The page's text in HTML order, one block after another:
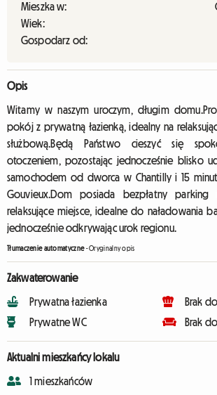
Mieszka w:
Wiek:
Gospodarz od:
Opis
Witamy w naszym uroczym, długim
pokój z prywatną łazienką, idealny na
służbową.Będą Państwo cieszyć się
otoczeniem, pozostając jednocześnie blisko
samochodem od dworca w Chantilly i 15
Gouvieux.Dom posiada bezpłatny parking
relaksujące miejsce, idealne do naładowania
jednocześnie odkrywając urok regionu.
Tłumaczenie automatyczne-Oryginalny opis
Zakwaterowanie
Prywatna łazienka
Prywatne WC
Brak
Brak
Aktualni mieszkańcy lokalu
1 mieszkańców